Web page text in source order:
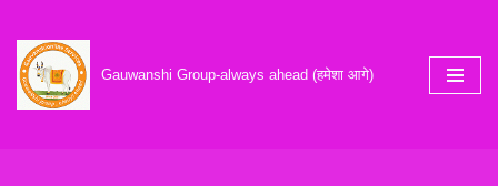
Skip
to
content
Gauwanshi Group-always ahead (हमेशा आगे)